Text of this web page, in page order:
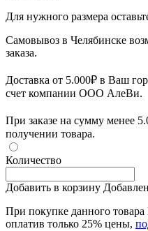
Для нужного размера
Самовывоз в Челябинске
заказа.
Доставка от 5.000₽ в Ваш
счет компании ООО АлеВи.
При заказе на сумму менее
получении товара.
Количество
Добавить в корзину
При покупке данного товара
оплатив только 25% цены,